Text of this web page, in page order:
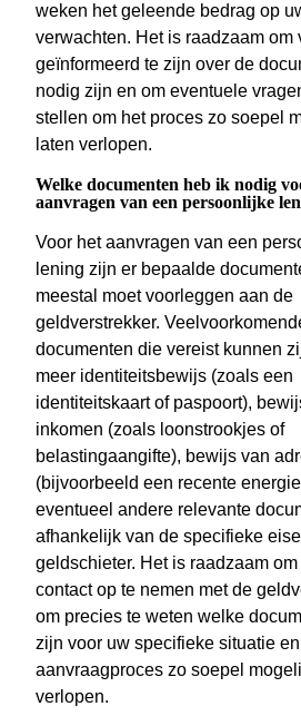
weken het geleende bedrag op
verwachten. Het is raadzaam om
geïnformeerd te zijn over de
nodig zijn en om eventuele
stellen om het proces zo soepel
laten verlopen.
Welke documenten heb ik nodig
aanvragen van een persoonlijke
Voor het aanvragen van een
lening zijn er bepaalde
meestal moet voorleggen aan de
geldverstrekker.
documenten die vereist kunnen
meer identiteitsbewijs (zoals een
identiteitskaart of paspoort),
inkomen (zoals loonstrookjes of
belastingaangifte), bewijs van
(bijvoorbeeld een recente
eventueel andere relevante
afhankelijk van de specifieke
geldschieter. Het is raadzaam
contact op te nemen met de
om precies te weten welke
zijn voor uw specifieke situatie
aanvraagproces zo soepel
verlopen.